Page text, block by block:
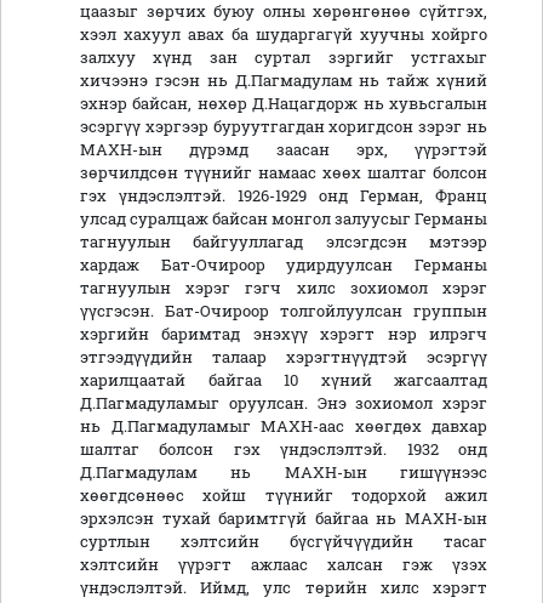
цаазыг зөрчих буюу олны хөрөнгөнөө сүйтгэх,
хээл хахуул авах ба шударгагүй хуучны хойрго
залхуу хүнд зан суртал зэргийг устгахыг
хичээнэ гэсэн нь Д.Пагмадулам нь тайж хүний
эхнэр байсан, нөхөр Д.Нацагдорж нь хувьсгалын
эсэргүү хэргээр буруутгагдан хоригдсон зэрэг нь
МАХН-ын дүрэмд заасан эрх, үүрэгтэй
зөрчилдсөн түүнийг намаас хөөх шалтаг болсон
гэх үндэслэлтэй. 1926-1929 онд Герман, Франц
улсад суралцаж байсан монгол залуусыг Германы
тагнуулын байгууллагад элсэгдсэн мэтээр
хардаж Бат-Очироор удирдуулсан Германы
тагнуулын хэрэг гэгч хилс зохиомол хэрэг
үүсгэсэн. Бат-Очироор толгойлуулсан группын
хэргийн баримтад энэхүү хэрэгт нэр илрэгч
этгээдүүдийн талаар хэрэгтнүүдтэй эсэргүү
харилцаатай байгаа 10 хүний жагсаалтад
Д.Пагмадуламыг оруулсан. Энэ зохиомол хэрэг
нь Д.Пагмадуламыг МАХН-аас хөөгдөх давхар
шалтаг болсон гэх үндэслэлтэй. 1932 онд
Д.Пагмадулам нь МАХН-ын гишүүнээс
хөөгдсөнөөс хойш түүнийг тодорхой ажил
эрхэлсэн тухай баримтгүй байгаа нь МАХН-ын
суртлын хэлтсийн бүсгүйчүүдийн тасаг
хэлтсийн үүрэгт ажлаас халсан гэж үзэх
үндэслэлтэй. Иймд, улс төрийн хилс хэрэгт